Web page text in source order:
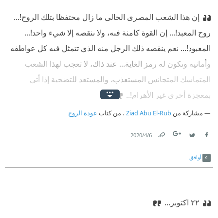
إن هذا الشعب المصرى الحالى ما زال محتفظا بتلك الروح!...‏
روح المعبد!... إن القوة كامنة فىه، ولا ىنقصه إلا شيء واحد!...
المعبود!... نعم ينقصه ذلك الرجل منه الذي تتمثل فىه كل عواطفه
وأمانيه وىكون له رمز الغاية... عند ذاك، لا تعجب لهذا الشعب
المتماسك المتجانس المستعذب، والمستعد للتضحية إذا أتى
بمعجزة أخرى غير الأهرام!..
مشاركة من Ziad Abu El-Rub ، من كتاب عودة الروح
6‏/4‏/2020
أوافق
٢٢ اكتوبر...